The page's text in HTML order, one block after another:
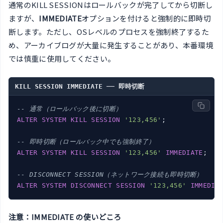
通常のKILL SESSIONはロールバックが完了してから切断し
ますが、 IMMEDIATEオプションを付けると強制的に即時切
断します。ただし、OSレベルのプロセスを強制終了するた
め、アーカイブログが大量に発生することがあり、本番環境
では慎重に使用してください。
KILL SESSION IMMEDIATE ── 即時切断
-- 通常（ロールバック後に切断）
ALTER
SYSTEM KILL SESSION '123,456' ;
-- 即時切断（ロールバック中でも強制終了）
ALTER
SYSTEM KILL SESSION '123,456' IMMEDIATE ;
-- DISCONNECT SESSION（ネットワーク接続も即時切断）
ALTER
SYSTEM DISCONNECT SESSION '123,456'
注意：IMMEDIATE の使いどころ